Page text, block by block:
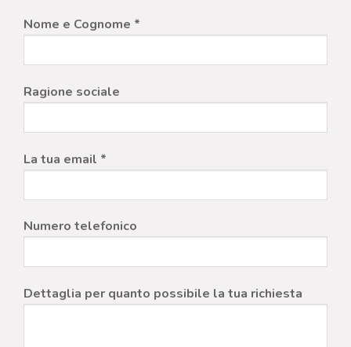
Nome e Cognome *
Ragione sociale
La tua email *
Numero telefonico
Dettaglia per quanto possibile la tua richiesta